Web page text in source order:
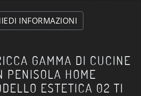
INFORMAZIONI
GAMMA DI CUCINE
PENISOLA HOME
ESTETICA 02 TI